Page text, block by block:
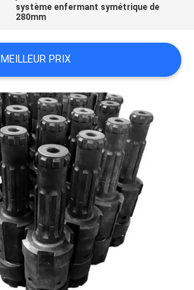
système enfermant symétrique de
280mm
MEILLEUR PRIX